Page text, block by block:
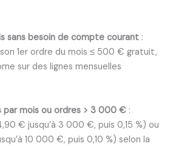
sans besoin de compte courant :
1er ordre du mois ≤ 500 € gratuit,
sur des lignes mensuelles
par mois ou ordres > 3 000 € :
€ jusqu’à 3 000 €, puis 0,15 %) ou
10 000 €, puis 0,10 %) selon la